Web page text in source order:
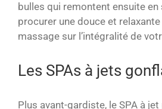
bulles qui remontent ensuite
procurer une douce et
massage sur l’intégralité de
Les SPAs à jets
Plus avant-gardiste, le SPA à